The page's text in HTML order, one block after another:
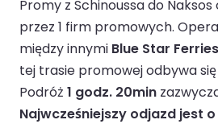
Promy z Schinoussa do Naksos
przez 1 firm promowych.
między innymi Blue Star Ferries
tej trasie promowej odbywa się
Podróż 1 godz. 20min
Najwcześniejszy odjazd jest